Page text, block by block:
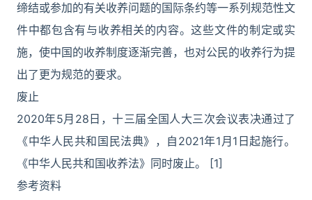
缔结或参加的有关收养问题的国际条约等一系列规范性文
件中都包含有与收养相关的内容。这些文件的制定或实
施，使中国的收养制度逐渐完善，也对公民的收养行为提
出了更为规范的要求。
废止
2020年5月28日，十三届全国人大三次会议表决通过了
《中华人民共和国民法典》，自2021年1月1日起施行。
《中华人民共和国收养法》同时废止。 [1]
参考资料